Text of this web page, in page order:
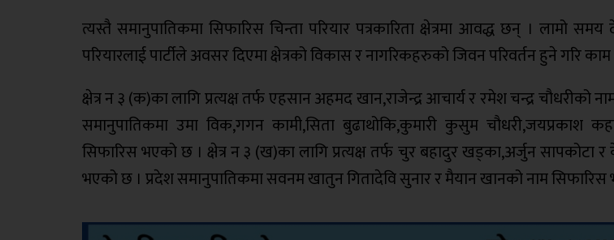
त्यस्तै समानुपातिकमा सिफारिस चिन्ता परियार पत्रकारिता क्षेत्रमा आवद्ध छन् । लामो
परियारलाई पार्टीले अवसर दिएमा क्षेत्रको विकास र नागरिकहरुको जिवन परिवर्तन हुने गरि काम
क्षेत्र न ३ (क)का लागि प्रत्यक्ष तर्फ एहसान अहमद खान,राजेन्द्र आचार्य र रमेश चन्द्र चौधरीको
समानुपातिकमा उमा विक,गगन कामी,सिता बुढाथोकि,कुमारी कुसुम चौधरी,जयप्रकाश
सिफारिस भएको छ । क्षेत्र न ३ (ख)का लागि प्रत्यक्ष तर्फ चुर बहादुर खड्का,अर्जुन सापकोटा
भएको छ । प्रदेश समानुपातिकमा सवनम खातुन गितादेवि सुनार र मैयान खानको नाम